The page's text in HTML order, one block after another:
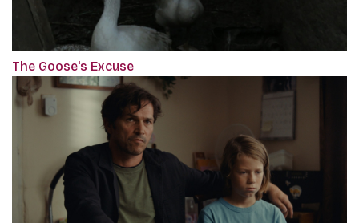
The Goose's Excuse